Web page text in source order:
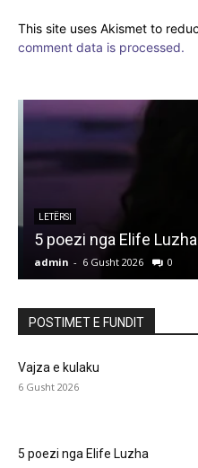
This site uses Akismet to
comment data is processed.
LETËRSI
5 poezi nga Elife Luzha
admin 6 Gusht 2026 0
POSTIMET E FUNDIT
Vajza e kulaku
6 Gusht 2026
5 poezi nga Elife Luzha